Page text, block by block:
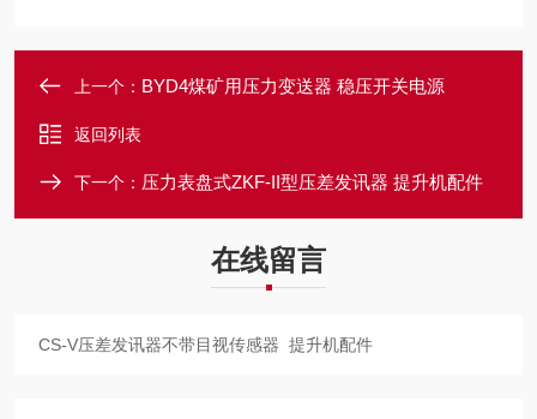
上一个： BYD4煤矿用压力变送器 稳压开关电源
返回列表
下一个： 压力表盘式ZKF-II型压差发讯器 提升机配件
在线留言